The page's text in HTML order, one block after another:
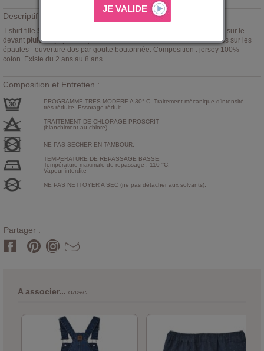
Descriptif :
T-shirt fille Sucre d'Orge
, rose à fines rayures blanches avec broderie sur le
devant pluie de papillons, petit bout de manches avec fronces formées sur les
épaules - ouverture dos par goutte boutonnée. Composition : jersey 100%
coton. Existe du 2 ans au 8 ans.
Composition et Entretien :
PROGRAMME TRES MODERE A 30° C. Traitement mécanique d'intensité
très réduite. Essorage réduit.
TRAITEMENT DE CHLORAGE PROSCRIT
(blanchiment au chlore).
NE PAS SECHER EN TAMBOUR.
TEMPERATURE DE REPASSAGE BASSE.
Température maximale de repassage : 110 °C.
Vapeur interdite
NE PAS NETTOYER A SEC (ne pas détacher aux solvants).
Partager :
A associer...